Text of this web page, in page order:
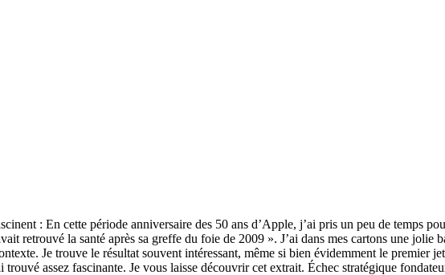
: En cette période anniversaire des 50 ans d’Apple, j’ai pris un peu de temps
retrouvé la santé après sa greffe du foie de 2009 ». J’ai dans mes cartons une jolie
Je trouve le résultat souvent intéressant, même si bien évidemment le premier
assez fascinante. Je vous laisse découvrir cet extrait. Échec stratégique